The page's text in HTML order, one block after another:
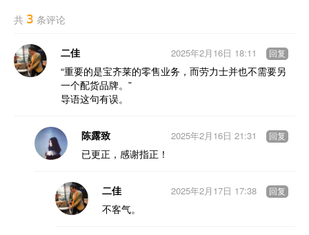
共 3 条评论
二佳
“重要的是宝齐莱的零售业务，而劳力士并也不需要另
一个配货品牌。”
导语这句有误。
2025年2月16日 18:11 回复
陈露致
已更正，感谢指正！
2025年2月16日 21:31 回复
二佳
不客气。
2025年2月17日 17:38 回复